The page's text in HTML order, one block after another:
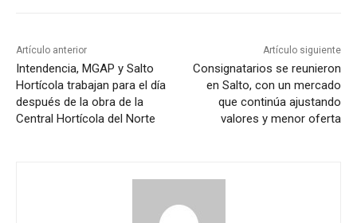
Artículo anterior
Intendencia, MGAP y Salto
Hortícola trabajan para el día
después de la obra de la
Central Hortícola del Norte
Artículo siguiente
Consignatarios se reunieron
en Salto, con un mercado
que continúa ajustando
valores y menor oferta